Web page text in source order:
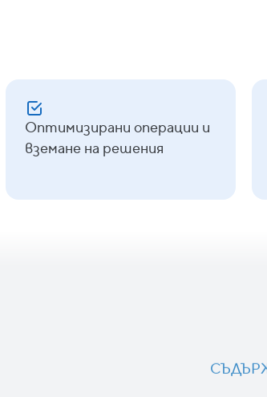
Оптимизирани операции и
вземане на решения